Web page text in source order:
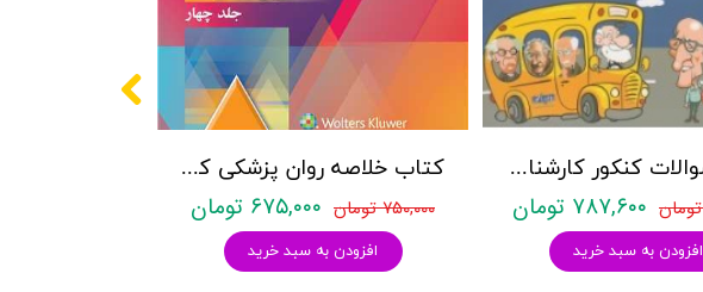
کتاب خلاصه روان پزشکی کاپلان و سادوک ویراست دوازدهم 2022 - جلد4- بنجامین جیمز سادوک ، ویرجینیا آلکوت سادوک ، پدرو روئیز - نشر ارجمند
۷۵۰,۰۰۰ تومان ۶۷۵,۰۰۰ تومان
افزودن به سبد خرید
پکیج سوالات کنکور کارشناسی ارشد روانشناسی (بالینی، عمومی و تربیتی) با پاسخنامه تشریحی روان آموز
۷۸۷,۶۰۰ تومان
افزودن به سبد خرید